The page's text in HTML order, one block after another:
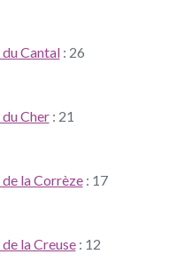
Cantal: 26
Cher: 21
la Corrèze: 17
la Creuse: 12